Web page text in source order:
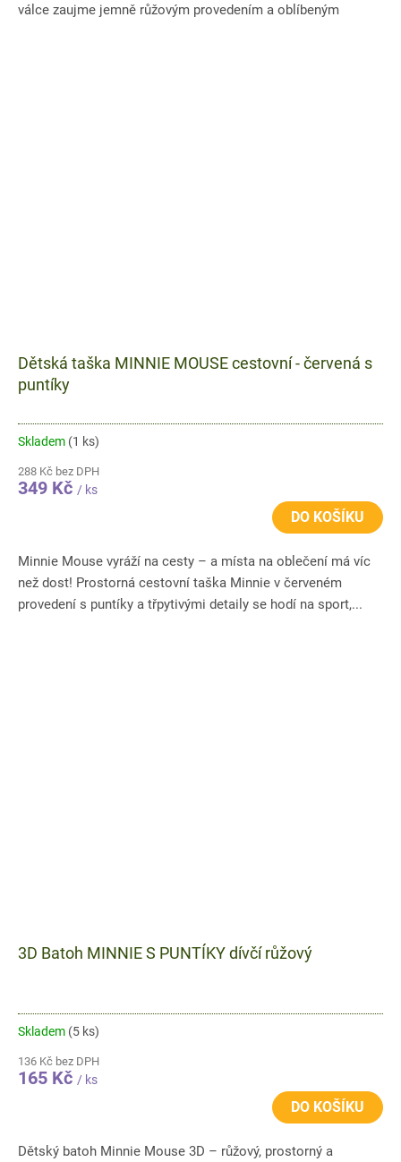
válce zaujme jemně růžovým provedením a oblíbeným
Dětská taška MINNIE MOUSE cestovní - červená s
puntíky
Skladem (1 ks)
288 Kč bez DPH
349 Kč / ks
DO KOŠÍKU
Minnie Mouse vyráží na cesty – a místa na oblečení má víc
než dost! Prostorná cestovní taška Minnie v červeném
provedení s puntíky a třpytivými detaily se hodí na sport,...
3D Batoh MINNIE S PUNTÍKY dívčí růžový
Skladem (5 ks)
136 Kč bez DPH
165 Kč / ks
DO KOŠÍKU
Dětský batoh Minnie Mouse 3D – růžový, prostorný a